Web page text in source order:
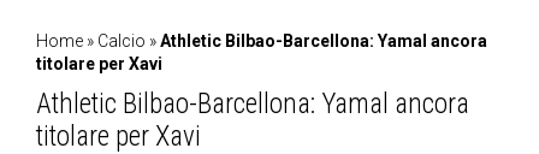
Home » Calcio »Athletic Bilbao-Barcellona: Yamal ancora
titolare per Xavi
Athletic Bilbao-Barcellona: Yamal ancora
titolare per Xavi